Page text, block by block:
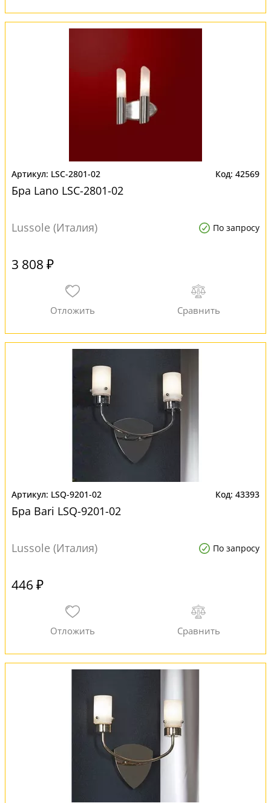
LSC-2801-02 42569
Бра Lano LSC-2801-02
Lussole (Италия) По запросу
3 808 ₽
LSQ-9201-02 43393
Бра Bari LSQ-9201-02
Lussole (Италия) По запросу
446 ₽